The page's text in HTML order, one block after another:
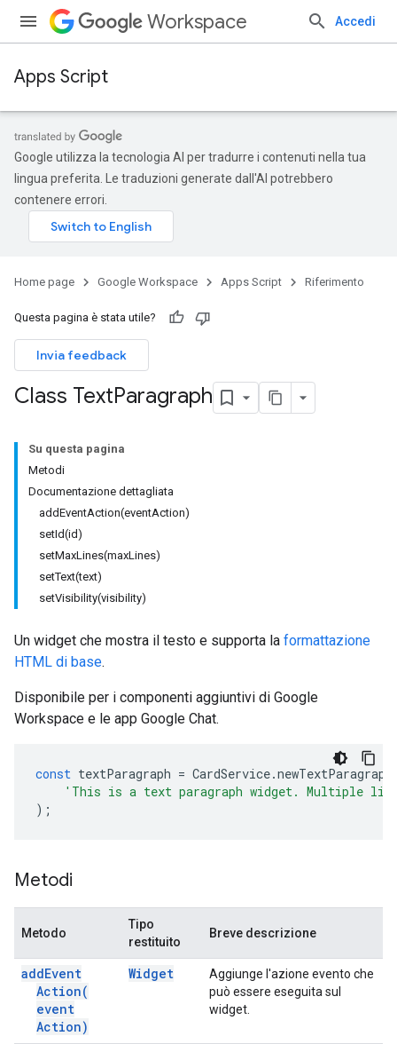
Workspace Accedi
Apps Script
Google utilizza la tecnologia AI per tradurre i contenuti nella tua
lingua preferita. Le traduzioni generate dall'AI potrebbero
contenere errori.
Home page Google Workspace Apps Script Riferimento
Questa pagina è stata utile?
Invia feedback
Class TextParagraph
Su questa pagina
Metodi
Documentazione dettagliata
addEventAction(eventAction)
setId(id)
setMaxLines(maxLines)
setText(text)
setVisibility(visibility)
Un widget che mostra il testo e supporta la formattazione
HTML di base.
Disponibile per i componenti aggiuntivi di Google
Workspace e le app Google Chat.
const textParagraph = CardService.newTextParagraph
'This is a text paragraph widget. Multiple
);
Metodi
Metodo
Tipo
restituito
Breve descrizione
addEvent
Action(
event
Action)
Widget
Aggiunge l'azione evento che
può essere eseguita sul
widget.